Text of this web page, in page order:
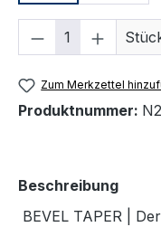
Produkt
Zum Merkzettel
Produktnummer:
Beschreibung
BEVEL TAPER |